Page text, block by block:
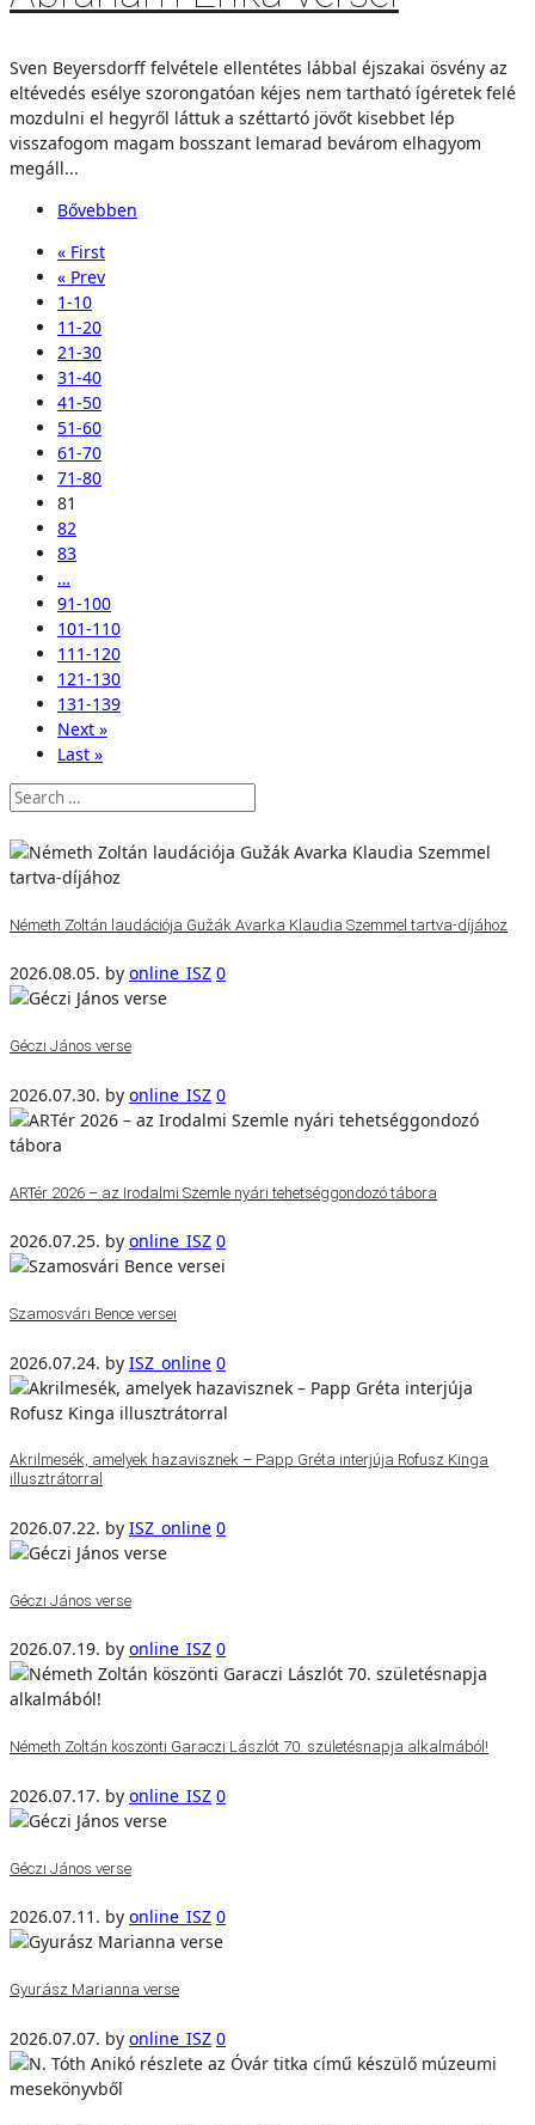
Sven Beyersdorff felvétele ellentétes lábbal éjszakai ösvény az
eltévedés esélye szorongatóan kéjes nem tartható ígéretek felé
mozdulni el hegyről láttuk a széttartó jövőt kisebbet lép
visszafogom magam bosszant lemarad bevárom elhagyom
megáll...
Bővebben
« First
« Prev
1-10
11-20
21-30
31-40
41-50
51-60
61-70
71-80
81
82
83
…
91-100
101-110
111-120
121-130
131-139
Next »
Last »
Németh Zoltán laudációja Gužák Avarka Klaudia Szemmel tartva-díjához
2026.08.05. by online_ISZ 0
Géczi János verse
2026.07.30. by online_ISZ 0
ARTér 2026 – az Irodalmi Szemle nyári tehetséggondozó tábora
2026.07.25. by online_ISZ 0
Szamosvári Bence versei
2026.07.24. by ISZ_online 0
Akrilmesék, amelyek hazavisznek – Papp Gréta interjúja Rofusz Kinga
illusztrátorral
2026.07.22. by ISZ_online 0
Géczi János verse
2026.07.19. by online_ISZ 0
Németh Zoltán köszönti Garaczi Lászlót 70. születésnapja alkalmából!
2026.07.17. by online_ISZ 0
Géczi János verse
2026.07.11. by online_ISZ 0
Gyurász Marianna verse
2026.07.07. by online_ISZ 0